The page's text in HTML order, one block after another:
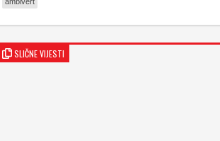
SLIČNE VIJESTI